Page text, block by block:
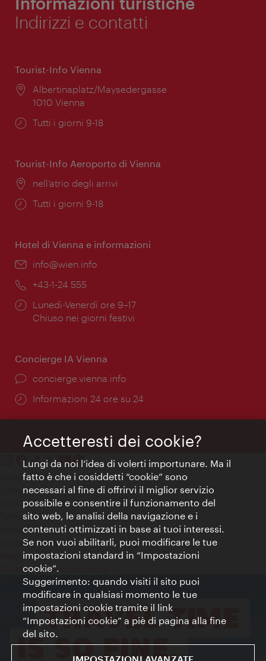
Indirizzi e contatti
Tourist-Info Vienna
Posizione:
Albertinaplatz/Maysedergasse
1010 Vienna
Orari
Tutti i giorni 9-18
Tourist-Info Aeroporto di Vienna
Posizione:
nell’atrio degli arrivi
Orari
Tutti i giorni 9-18
Hotel di Vienna e informazioni
Email:
info@wien.info
Telefono:
+43-1-24 555
Orari
di
Lunedì-Venerdì ore 9–17
Chiuso nei giorni festivi
Concierge IA Vienna
Ort:
concierge.vienna.info
Öffnungszeiten:
Informazioni 24 ore su 24
Contatti
Colophon
Dichiarazione sulla protezione dei dati
Terms of Use
Accessibilità
Contatto stampa
Impostazioni cookie
© Copyright WienTourismus
Accetteresti dei cookie?
Lungi da noi l’idea di volerti importunare. Ma il
fatto è che i cosiddetti “cookie” sono
necessari al fine di offrirvi il miglior servizio
possibile e consentire il funzionamento del
sito web, le analisi della navigazione e i
contenuti ottimizzati in base ai tuoi interessi.
Se non vuoi abilitarli, puoi modificare le tue
impostazioni standard in “Impostazioni
cookie”.
Suggerimento: quando visiti il sito puoi
modificare in qualsiasi momento le tue
impostazioni cookie tramite il link
“Impostazioni cookie” a piè di pagina alla fine
del sito.